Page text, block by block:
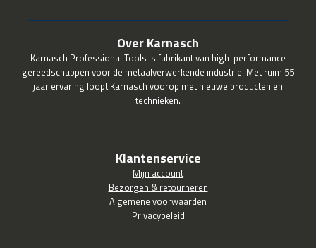
Over Karnasch
Karnasch Professional Tools is fabrikant van high-performance
gereedschappen voor de metaalverwerkende industrie. Met ruim 55
jaar ervaring loopt Karnasch voorop met nieuwe producten en
technieken.
Klantenservice
Mijn account
Bezorgen & retourneren
Algemene voorwaarden
Privacybeleid